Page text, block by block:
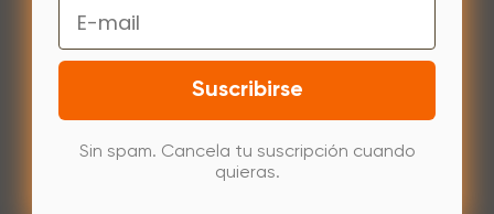
Email
Suscribirse
Sin spam. Cancela tu suscripción cuando
quieras.